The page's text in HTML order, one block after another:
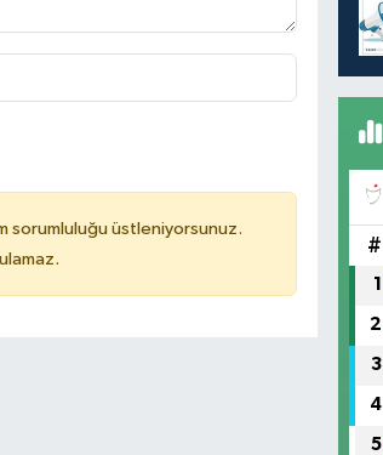
sorumluluğu üstleniyorsunuz.
#
1
2
3
4
5